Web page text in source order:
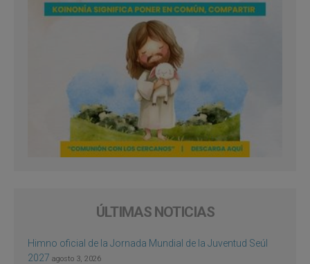
ÚLTIMAS NOTICIAS
Himno oficial de la Jornada Mundial de la Juventud Seúl
2027 agosto 3, 2026